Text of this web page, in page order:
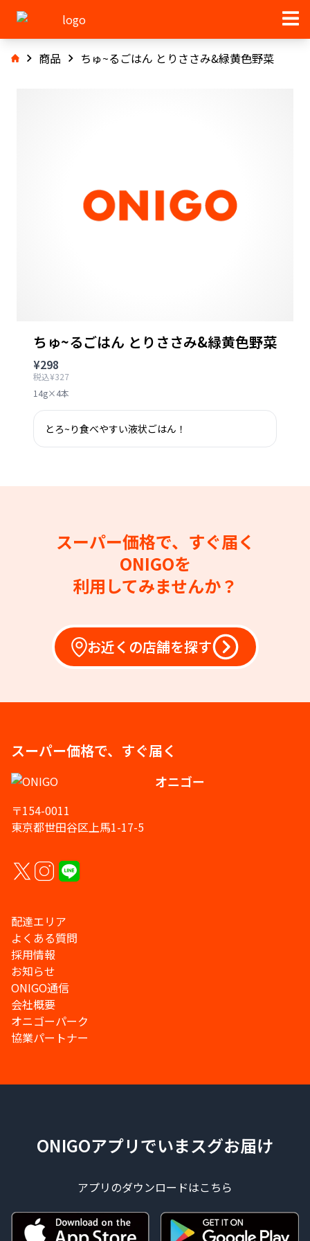
商品 ちゅ~るごはん とりささみ&緑黄色野菜
ちゅ~るごはん とりささみ&緑黄色野菜
¥298
税込¥327
14g×4本
とろ~り食べやすい液状ごはん！
スーパー価格で、すぐ届く
ONIGOを
利用してみませんか？
お近くの店舗を探す
スーパー価格で、すぐ届く
オニゴー
〒154-0011
東京都世田谷区上馬1-17-5
配達エリア
よくある質問
採用情報
お知らせ
ONIGO通信
会社概要
オニゴーパーク
協業パートナー
ONIGOアプリでいまスグお届け
アプリのダウンロードはこちら